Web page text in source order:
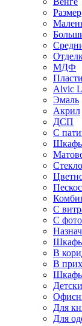
Размер
МДФ
Alvic
Эмаль
Акрил
ДСП
С
Стекло
С
С
В
В
Для
Для